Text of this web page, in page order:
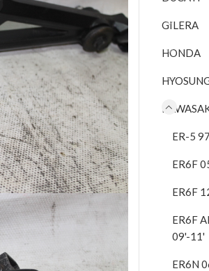
GILERA
HONDA
ER-5
ER6F
ER6F
ER6F
09'-11'
ER6N